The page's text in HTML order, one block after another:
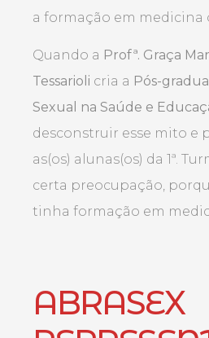
a formação em medicina
Quando a Profª. Graça
Tessarioli cria a Pós-
Sexual na Saúde e
desconstruir esse mito e
as(os) alunas(os) da 1ª.
certa preocupação,
tinha formação em
ABRASEX